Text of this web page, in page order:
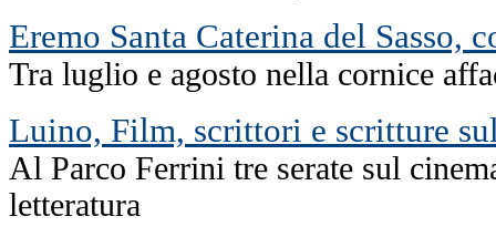
Eremo Santa Caterina del Sasso,
Tra luglio e agosto nella cornice
Luino, Film, scrittori e scritture
Al Parco Ferrini tre serate sul
letteratura